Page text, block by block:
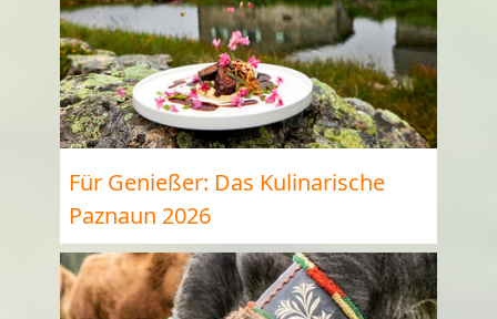
Für Genießer: Das Kulinarische
Paznaun 2026